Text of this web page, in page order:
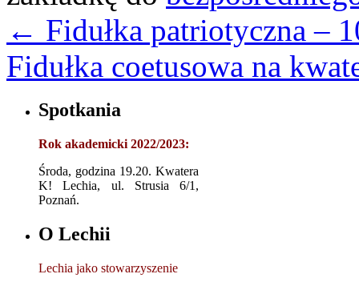
← Fidułka patriotyczna –
Fidułka coetusowa na
Spotkania
Rok akademicki 2022/2023:
Środa, godzina 19.20. Kwatera
K! Lechia, ul. Strusia 6/1,
Poznań.
O Lechii
Lechia jako stowarzyszenie